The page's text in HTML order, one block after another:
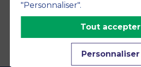
"Personnaliser".
Personnaliser
Tout accepter